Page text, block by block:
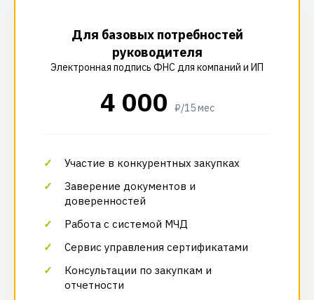
Для базовых потребностей
руководителя
Электронная подпись ФНС для компаний и ИП
4 000 ₽/15 мес
Участие в конкурентных закупках
Заверение документов и
доверенностей
Работа с системой МЧД
Сервис управления сертификатами
Консультации по закупкам и
отчетности